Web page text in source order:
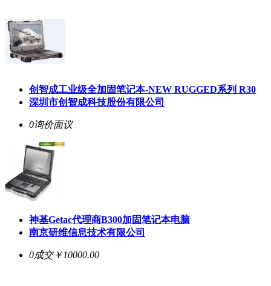
创智成工业级全加固笔记本-NEW RUGGED系列 R30
深圳市创智成科技股份有限公司
0询价面议
神基Getac代理商B300加固笔记本电脑
南京研维信息技术有限公司
0成交￥10000.00